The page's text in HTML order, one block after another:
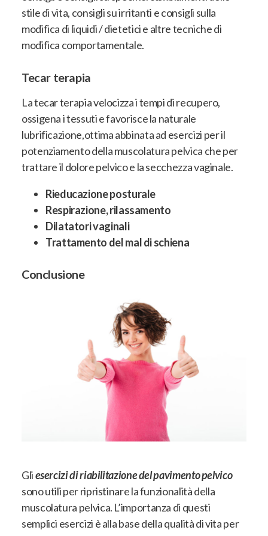
stile di vita, consigli su irritanti e consigli sulla
modifica di liquidi / dietetici e altre tecniche di
modifica comportamentale.
Tecar terapia
La tecar terapia velocizza i tempi di recupero,
ossigena i tessuti e favorisce la naturale
lubrificazione,ottima abbinata ad esercizi per il
potenziamento della muscolatura pelvica che per
trattare il dolore pelvico e la secchezza vaginale.
Rieducazione posturale
Respirazione, rilassamento
Dilatatori vaginali
Trattamento del mal di schiena
Conclusione
Gliesercizi di riabilitazione del pavimento pelvico
sono utili per ripristinare la funzionalità della
muscolatura pelvica. L’importanza di questi
semplici esercizi è alla base della qualità di vita per